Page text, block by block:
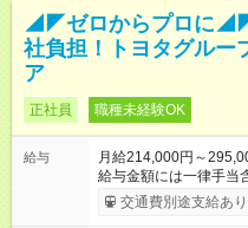
◢◤ゼロからプロに◢◤
社負担！トヨタグルー
ア
正社員 職種未経験OK
給与
月給214,000円～
給与金額には一律手当
社員としてご就業い
交通費別途支給あり